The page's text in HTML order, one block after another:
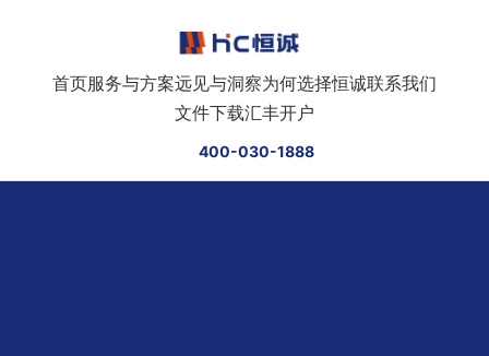
首页服务与方案远见与洞察为何选择恒诚联系我们
文件下载汇丰开户
400-030-1888